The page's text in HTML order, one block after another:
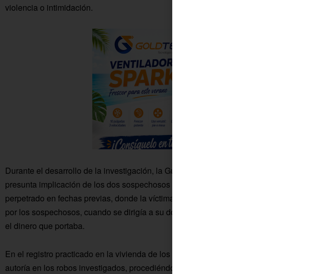
violencia o intimidación.
Durante el desarrollo de la investigación, la Guardia Civil ha logrado obtener indicios
presunta implicación de los dos sospechosos en la comisión de
perpetrado en fechas previas, donde la víctima, un varón de avanzada edad, fue
por los sospechosos, cuando se dirigía a su domicilio, ubicado en las afueras de la
el dinero que portaba.
En el registro practicado en la vivienda de los sospechosos, se intervinieron indicios
autoría en los robos investigados, procediéndose a su detención como presunta autores